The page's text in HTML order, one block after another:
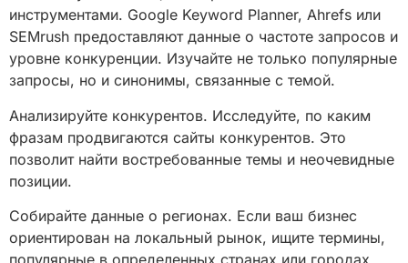
инструментами. Google Keyword Planner, Ahrefs или
SEMrush предоставляют данные о частоте запросов и
уровне конкуренции. Изучайте не только популярные
запросы, но и синонимы, связанные с темой.
Анализируйте конкурентов. Исследуйте, по каким
фразам продвигаются сайты конкурентов. Это
позволит найти востребованные темы и неочевидные
позиции.
Собирайте данные о регионах. Если ваш бизнес
ориентирован на локальный рынок, ищите термины,
популярные в определенных странах или городах.